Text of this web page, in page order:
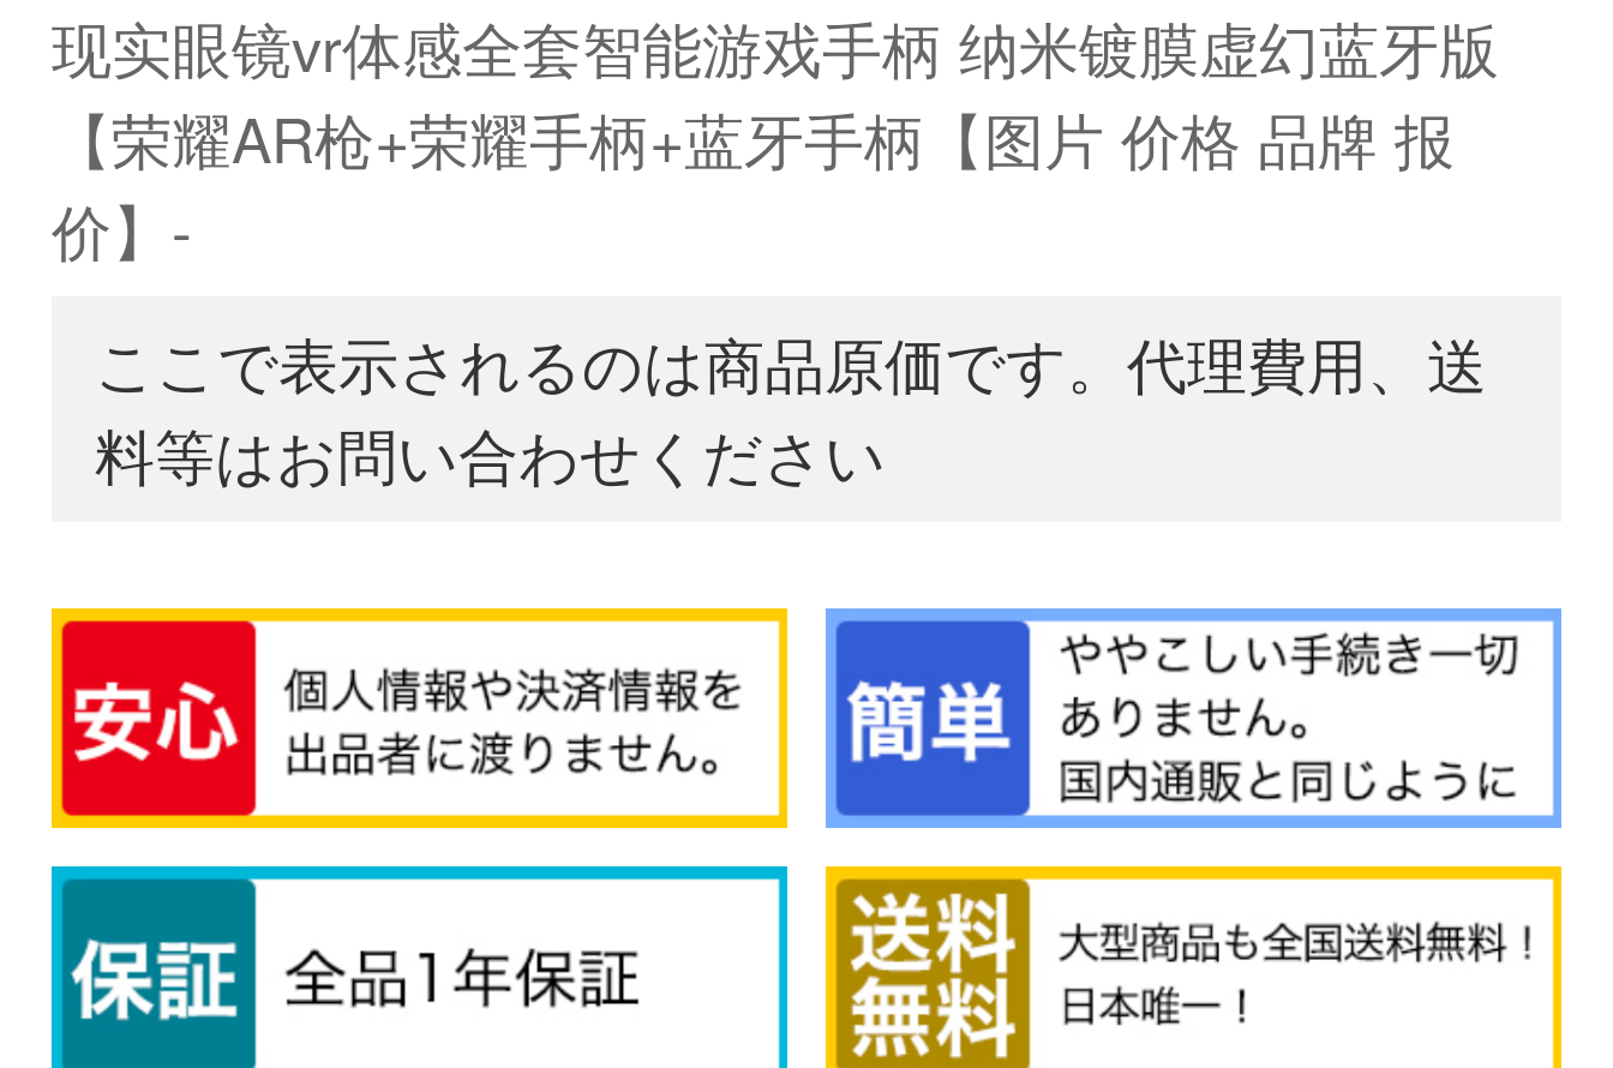
现实眼镜vr体感全套智能游戏手柄 纳米镀膜虚幻蓝牙版
【荣耀AR枪+荣耀手柄+蓝牙手柄【图片 价格 品牌 报
价】-
ここで表示されるのは商品原価です。代理費用、送
料等はお問い合わせください